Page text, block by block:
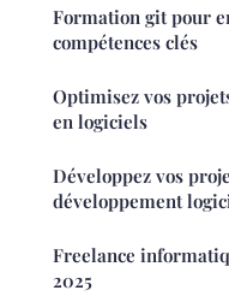
Formation git pour
compétences clés
Optimisez vos
en logiciels
Développez vos
développement
Freelance
2025